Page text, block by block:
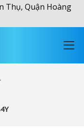
Thụ, Quận Hoàng